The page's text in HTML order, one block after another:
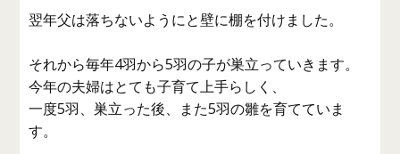
翌年父は落ちないようにと壁に棚を付けました。
それから毎年4羽から5羽の子が巣立っていきます。
今年の夫婦はとても子育て上手らしく、
一度5羽、巣立った後、また5羽の雛を育てていま
す。